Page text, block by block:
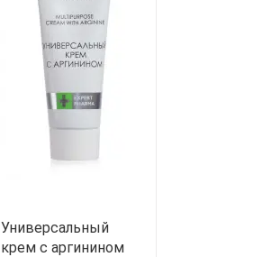
Универсальный
крем с аргинином